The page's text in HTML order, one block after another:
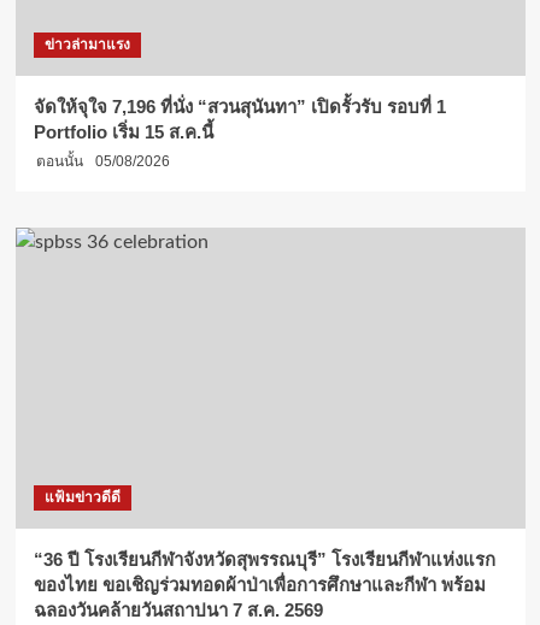
ข่าวล่ามาแรง
จัดให้จุใจ 7,196 ที่นั่ง “สวนสุนันทา” เปิดรั้วรับ รอบที่ 1
Portfolio เริ่ม 15 ส.ค.นี้
ตอนนั้น 05/08/2026
แฟ้มข่าวดีดี
“36 ปี โรงเรียนกีฬาจังหวัดสุพรรณบุรี” โรงเรียนกีฬาแห่งแรก
ของไทย ขอเชิญร่วมทอดผ้าป่าเพื่อการศึกษาและกีฬา พร้อม
ฉลองวันคล้ายวันสถาปนา 7 ส.ค. 2569